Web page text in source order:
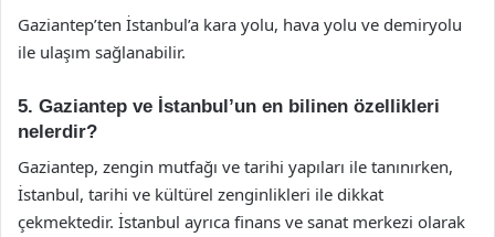
Gaziantep’ten İstanbul’a kara yolu, hava yolu ve demiryolu
ile ulaşım sağlanabilir.
5. Gaziantep ve İstanbul’un en bilinen özellikleri
nelerdir?
Gaziantep, zengin mutfağı ve tarihi yapıları ile tanınırken,
İstanbul, tarihi ve kültürel zenginlikleri ile dikkat
çekmektedir. İstanbul ayrıca finans ve sanat merkezi olarak